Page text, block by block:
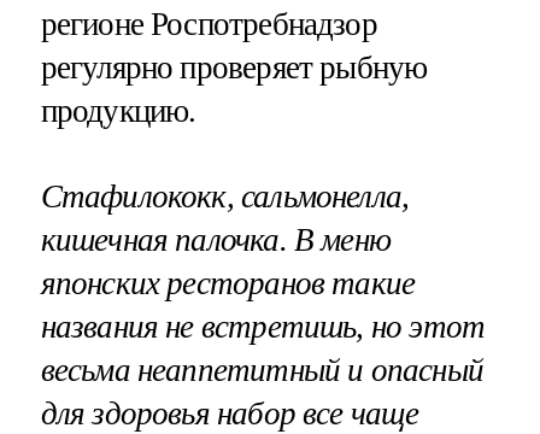
регионе Роспотребнадзор
регулярно проверяет рыбную
продукцию.
Стафилококк, сальмонелла,
кишечная палочка. В меню
японских ресторанов такие
названия не встретишь, но этот
весьма неаппетитный и опасный
для здоровья набор все чаще